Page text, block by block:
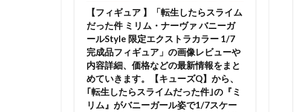
【フィギュア 】「転生したらスライム
だった件 ミリム・ナーヴァ バニーガ
ールStyle 限定エクストラカラー 1/7
完成品フィギュア」の画像レビューや
内容詳細、価格などの最新情報をまと
めていきます。【キューズQ】から、
｢転生したらスライムだった件｣の『ミ
リム』がバニーガール姿で1/7スケー